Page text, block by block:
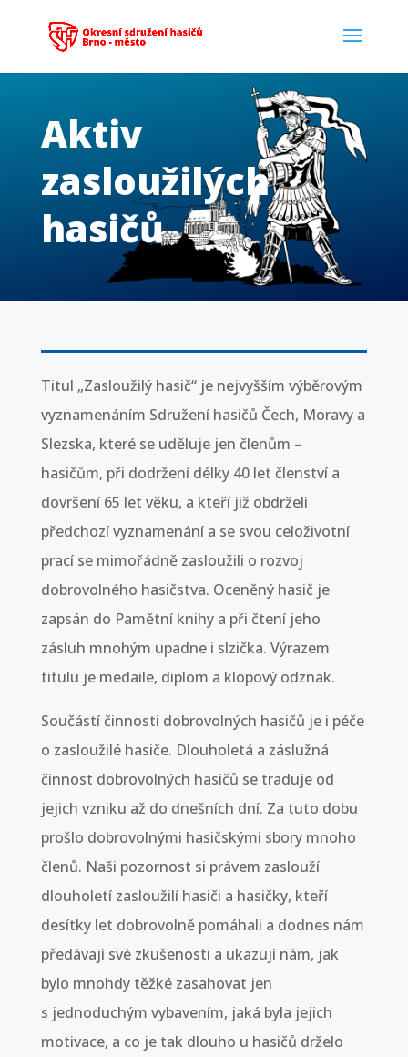
Aktiv
zasloužilých
hasičů
Titul „Zasloužilý hasič“ je nejvyšším výběrovým
vyznamenáním Sdružení hasičů Čech, Moravy a
Slezska, které se uděluje jen členům –
hasičům, při dodržení délky 40 let členství a
dovršení 65 let věku, a kteří již obdrželi
předchozí vyznamenání a se svou celoživotní
prací se mimořádně zasloužili o rozvoj
dobrovolného hasičstva. Oceněný hasič je
zapsán do Pamětní knihy a při čtení jeho
zásluh mnohým upadne i slzička. Výrazem
titulu je medaile, diplom a klopový odznak.
Součástí činnosti dobrovolných hasičů je i péče
o zasloužilé hasiče. Dlouholetá a záslužná
činnost dobrovolných hasičů se traduje od
jejich vzniku až do dnešních dní. Za tuto dobu
prošlo dobrovolnými hasičskými sbory mnoho
členů. Naši pozornost si právem zaslouží
dlouholetí zasloužilí hasiči a hasičky, kteří
desítky let dobrovolně pomáhali a dodnes nám
předávají své zkušenosti a ukazují nám, jak
bylo mnohdy těžké zasahovat jen
s jednoduchým vybavením, jaká byla jejich
motivace, a co je tak dlouho u hasičů drželo